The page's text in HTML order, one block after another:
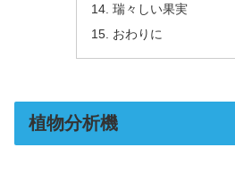
瑞々しい果実
おわりに
植物分析機